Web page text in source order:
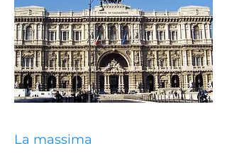
La massima